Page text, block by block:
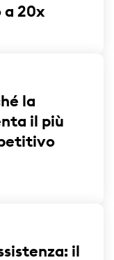
a 20x
la
il più
il